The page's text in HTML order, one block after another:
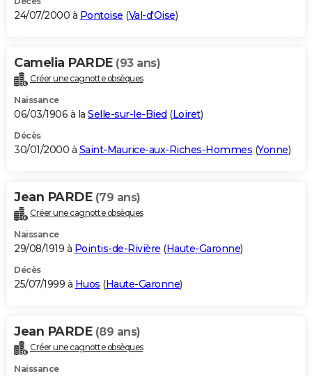
24/07/2000 à Pontoise (Val-d'Oise)
Camelia PARDE (93 ans)
Créer une cagnotte obsèques
Naissance
06/03/1906 à la Selle-sur-le-Bied (Loiret)
Décès
30/01/2000 à Saint-Maurice-aux-Riches-Hommes (Yonne)
Jean PARDE (79 ans)
Créer une cagnotte obsèques
Naissance
29/08/1919 à Pointis-de-Rivière (Haute-Garonne)
Décès
25/07/1999 à Huos (Haute-Garonne)
Jean PARDE (89 ans)
Créer une cagnotte obsèques
Naissance